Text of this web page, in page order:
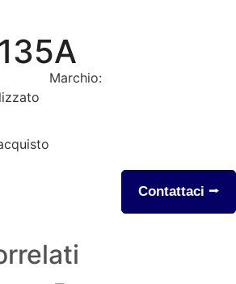
Marchio:
Contattaci ⭢